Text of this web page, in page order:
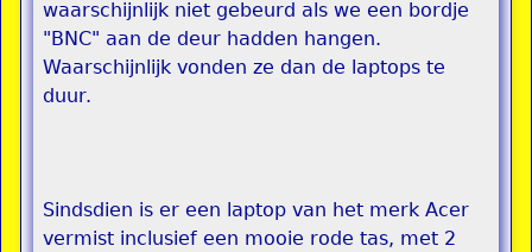
waarschijnlijk niet gebeurd als we een bordje
"BNC" aan de deur hadden hangen.
Waarschijnlijk vonden ze dan de laptops te
duur.
Sindsdien is er een laptop van het merk Acer
vermist inclusief een mooie rode tas, met 2